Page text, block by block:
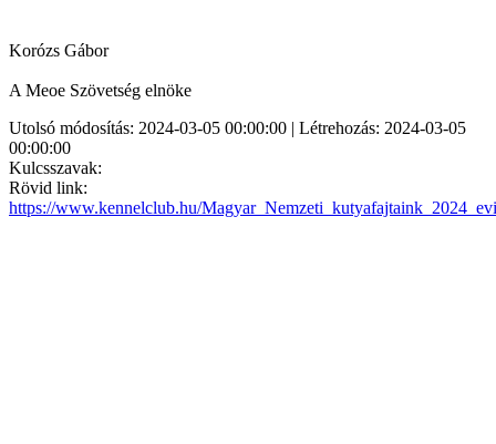
Korózs Gábor
A Meoe Szövetség elnöke
Utolsó módosítás: 2024-03-05 00:00:00 | Létrehozás: 2024-03-05
00:00:00
Kulcsszavak:
Rövid link:
https://www.kennelclub.hu/